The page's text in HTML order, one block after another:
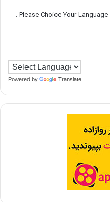
Powered by Translate